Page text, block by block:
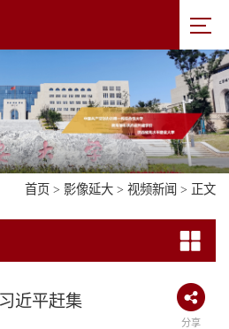
首页 > 影像延大 > 视频新闻 > 正文
近平赶集
分享